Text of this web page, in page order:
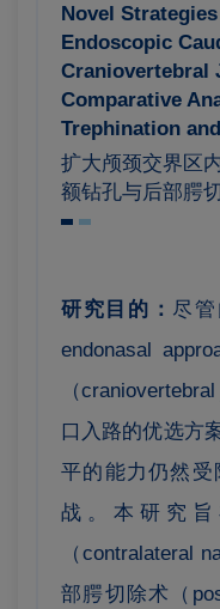
Novel
Endoscopic
Craniovertebral
Comparative
Trephination
扩大颅颈交界区
额钻孔与后部腭
研究目的： 尽
endonasal
（
口入路的优选方
平的能力仍然
战。本研究
（contralateral
部腭切除术（